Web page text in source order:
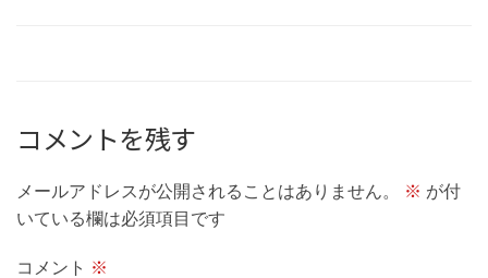
コメントを残す
メールアドレスが公開されることはありません。 ※ が付
いている欄は必須項目です
コメント ※